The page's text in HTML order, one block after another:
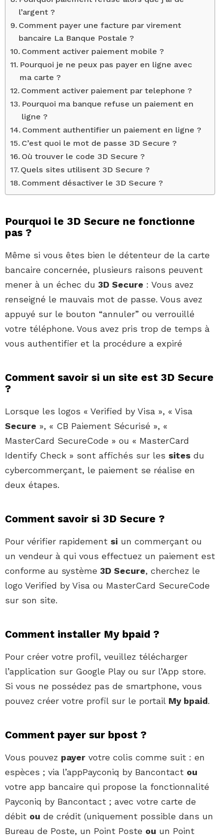
l’argent ?
Comment payer une facture par virement
bancaire La Banque Postale ?
Comment activer paiement mobile ?
Pourquoi je ne peux pas payer en ligne avec
ma carte ?
Comment activer paiement par telephone ?
Pourquoi ma banque refuse un paiement en
ligne ?
Comment authentifier un paiement en ligne ?
C’est quoi le mot de passe 3D Secure ?
Où trouver le code 3D Secure ?
Quels sites utilisent 3D Secure ?
Comment désactiver le 3D Secure ?
Pourquoi le 3D Secure ne fonctionne
pas ?
Même si vous êtes bien le détenteur de la carte
bancaire concernée, plusieurs raisons peuvent
mener à un échec du 3D Secure : Vous avez
renseigné le mauvais mot de passe. Vous avez
appuyé sur le bouton “annuler” ou verrouillé
votre téléphone. Vous avez pris trop de temps à
vous authentifier et la procédure a expiré
Comment savoir si un site est 3D Secure
?
Lorsque les logos « Verified by Visa », « Visa
Secure », « CB Paiement Sécurisé », «
MasterCard SecureCode » ou « MasterCard
Identify Check » sont affichés sur les sites du
cybercommerçant, le paiement se réalise en
deux étapes.
Comment savoir si 3D Secure ?
Pour vérifier rapidement si un commerçant ou
un vendeur à qui vous effectuez un paiement est
conforme au système 3D Secure, cherchez le
logo Verified by Visa ou MasterCard SecureCode
sur son site.
Comment installer My bpaid ?
Pour créer votre profil, veuillez télécharger
l’application sur Google Play ou sur l’App store.
Si vous ne possédez pas de smartphone, vous
pouvez créer votre profil sur le portail My bpaid.
Comment payer sur bpost ?
Vous pouvez payer votre colis comme suit : en
espèces ; via l’appPayconiq by Bancontact ou
votre app bancaire qui propose la fonctionnalité
Payconiq by Bancontact ; avec votre carte de
débit ou de crédit (uniquement possible dans un
Bureau de Poste, un Point Poste ou un Point